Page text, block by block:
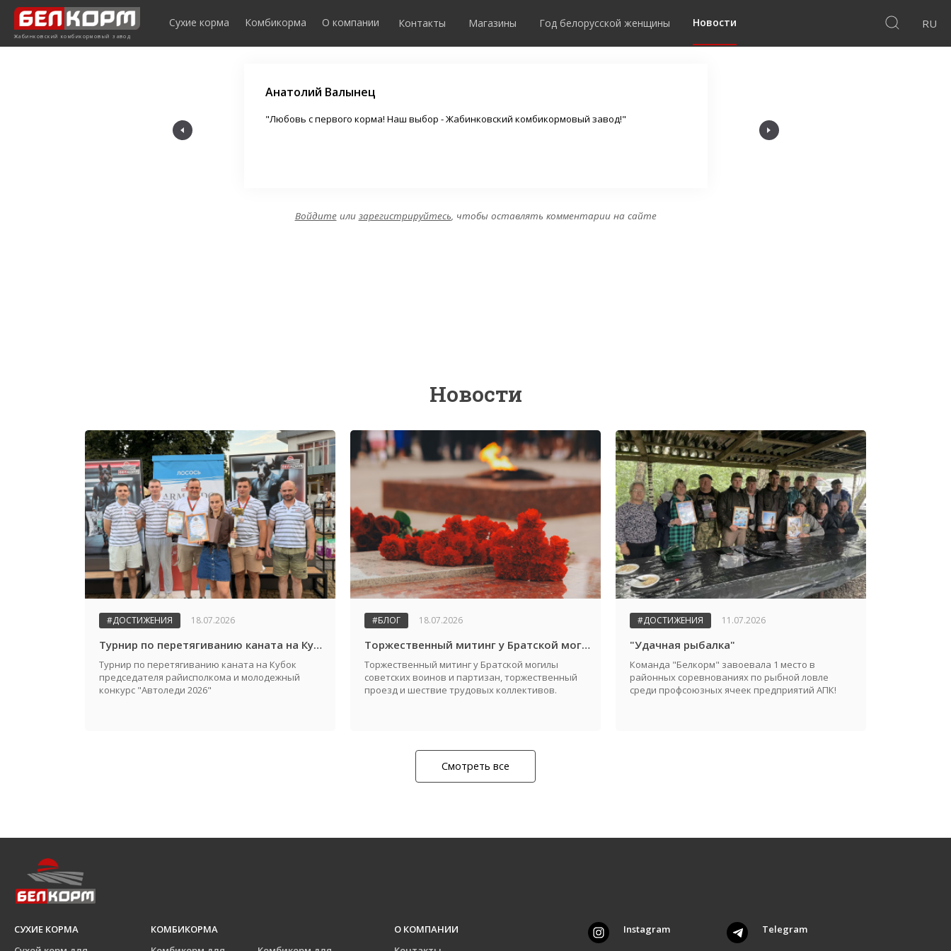
Жабинковский комбикормовый завод
Сухие корма Комбикорма О компании Контакты Магазины Год белорусской женщины Новости RU
Элемент не найден!
Комментарии
Анатолий Валынец
"Любовь с первого корма! Наш выбор - Жабинковский комбикормовый завод!"
"Качество на высоте! Завод радует
сотрудниками."
Войдитеили зарегистрируйтесь, чтобы оставлять комментарии на сайте
Новости
#ДОСТИЖЕНИЯ 18.07.2026
Турнир по перетягиванию каната на Кубок председателя райисполкома и молодежный конкурс "Автоледи 2026"
Турнир по перетягиванию каната на Кубок
председателя райисполкома и молодежный
конкурс "Автоледи 2026"
#БЛОГ 18.07.2026
Торжественный митинг у Братской могилы советских воинов и партизан, посвященный Дню города и Дню освобождения Жабинковского района от немецко-фашистских захватчиков
Торжественный митинг у Братской могилы
советских воинов и партизан, торжественный
проезд и шествие трудовых коллективов.
#ДОСТИЖЕНИЯ 11.07.2026
"Удачная рыбалка"
Команда "Белкорм" завоевала 1 место в
районных соревнованиях по рыбной ловле
среди профсоюзных ячеек предприятий АПК!
Смотреть все
СУХИЕ КОРМА
КОМБИКОРМА
О КОМПАНИИ
Instagram Telegram